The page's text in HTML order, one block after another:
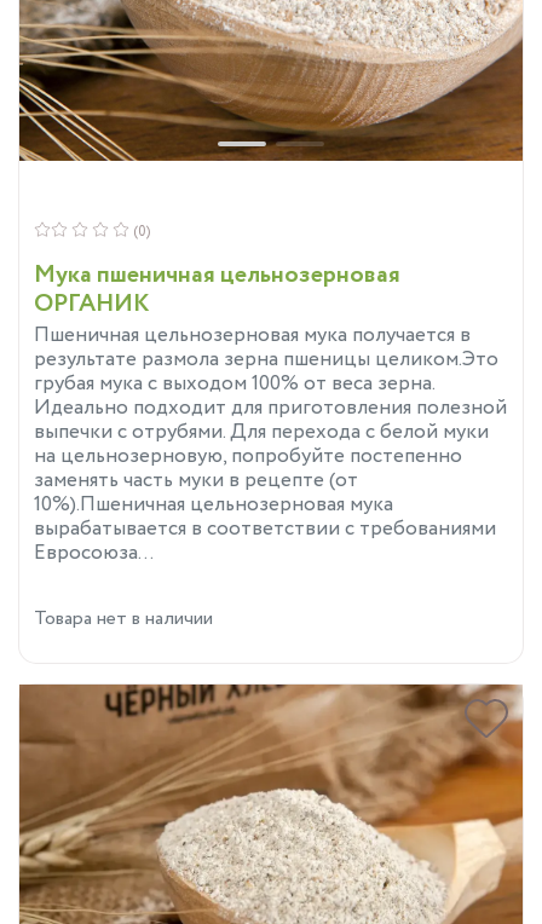
Мука пшеничная цельнозерновая
ОРГАНИК
Пшеничная цельнозерновая мука получается в
результате размола зерна пшеницы целиком.Это
грубая мука с выходом 100% от веса зерна.
Идеально подходит для приготовления полезной
выпечки с отрубями. Для перехода с белой муки
на цельнозерновую, попробуйте постепенно
заменять часть муки в рецепте (от
10%).Пшеничная цельнозерновая мука
вырабатывается в соответствии с требованиями
Евросоюза...
(0)
Товара нет в наличии